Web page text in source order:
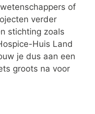
of
verder
stichting zoals
Huis Land
je dus aan een
groots na voor